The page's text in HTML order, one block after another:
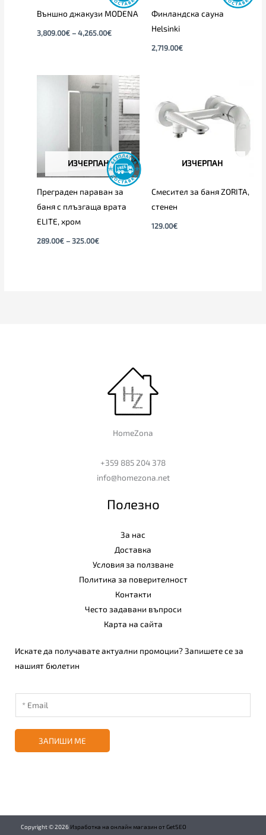
Външно джакузи MODENA
3,809.00€ – 4,265.00€
Финландска сауна
Helsinki
2,719.00€
ИЗЧЕРПАН
Преграден параван за
баня с плъзгаща врата
ELITЕ, хром
289.00€ – 325.00€
range:
289.00€
through
325.00€
ИЗЧЕРПАН
Смесител за баня ZORITA,
стенен
129.00€
HomeZona
+359 885 204 378
info@homezona.net
Полезно
За нас
Доставка
Условия за ползване
Политика за поверителност
Контакти
Често задавани въпроси
Карта на сайта
Искате да получавате актуални промоции? Запишете се за
нашият бюлетин
ЗАПИШИ МЕ
Copyright ©2026 Изработка на онлайн магазин от GetSEO